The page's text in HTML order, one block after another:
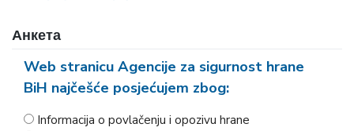
Анкета
Web stranicu Agencije za sigurnost hrane
BiH najčešće posjećujem zbog:
Informacija o povlačenju i opozivu hrane